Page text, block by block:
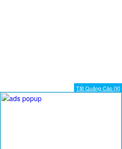
Tắt Quảng Cáo [X]